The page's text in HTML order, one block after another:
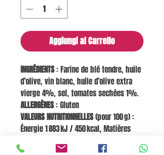
Aggiungi al Carrello
INGRÉDIENTS: Farine de blé tendre, huile
d’olive, vin blanc, huile d’olive extra
vierge 4%, sel, tomates sechées 1%.
ALLERGÈNES: Gluten
VALEURS NUTRITIONNELLES(pour 100 g) :
Énergie 1 883 kJ / 450 kcal, Matières
2,7 g, Glucides 64,3 g dont sucres 1,1 g,